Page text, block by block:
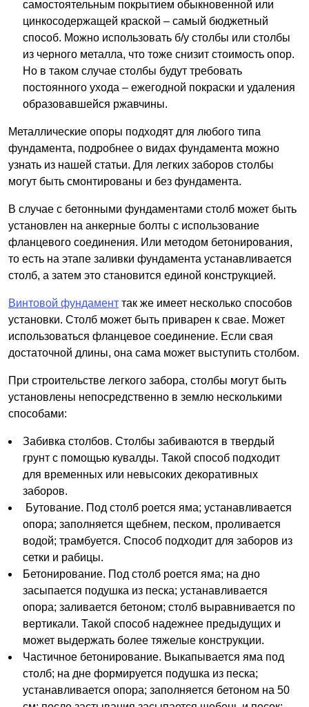
самостоятельным покрытием обыкновенной или
цинкосодержащей краской – самый бюджетный
способ. Можно использовать б/у столбы или столбы
из черного металла, что тоже снизит стоимость опор.
Но в таком случае столбы будут требовать
постоянного ухода – ежегодной покраски и удаления
образовавшейся ржавчины.
Металлические опоры подходят для любого типа
фундамента, подробнее о видах фундамента можно
узнать из нашей статьи. Для легких заборов столбы
могут быть смонтированы и без фундамента.
В случае с бетонными фундаментами столб может быть
установлен на анкерные болты с использование
фланцевого соединения. Или методом бетонирования,
то есть на этапе заливки фундамента устанавливается
столб, а затем это становится единой конструкцией.
Винтовой фундамент так же имеет несколько способов
установки. Столб может быть приварен к свае. Может
использоваться фланцевое соединение. Если свая
достаточной длины, она сама может выступить столбом.
При строительстве легкого забора, столбы могут быть
установлены непосредственно в землю несколькими
способами:
Забивка столбов. Столбы забиваются в твердый
грунт с помощью кувалды. Такой способ подходит
для временных или невысоких декоративных
заборов.
Бутование. Под столб роется яма; устанавливается
опора; заполняется щебнем, песком, проливается
водой; трамбуется. Способ подходит для заборов из
сетки и рабицы.
Бетонирование. Под столб роется яма; на дно
засыпается подушка из песка; устанавливается
опора; заливается бетоном; столб выравнивается по
вертикали. Такой способ надежнее предыдущих и
может выдержать более тяжелые конструкции.
Частичное бетонирование. Выкапывается яма под
столб; на дне формируется подушка из песка;
устанавливается опора; заполняется бетоном на 50